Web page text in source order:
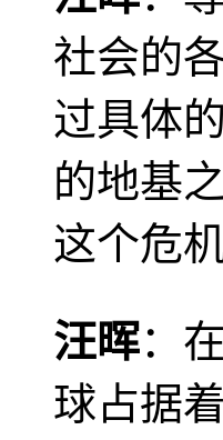
社会的
过具体
的地基
这个危
汪晖：
球占据